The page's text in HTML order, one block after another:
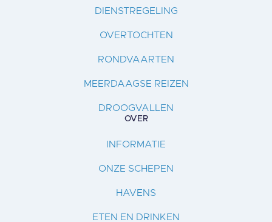
DIENSTREGELING
OVERTOCHTEN
RONDVAARTEN
MEERDAAGSE REIZEN
DROOGVALLEN
OVER
INFORMATIE
ONZE SCHEPEN
HAVENS
ETEN EN DRINKEN